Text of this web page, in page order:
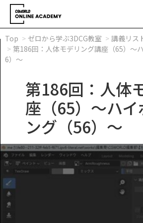
Top ゼロから学ぶ3DCG教室
講義リス
第186回：人体モデリング講座（65）～
6）～
第186回：人体
座（65）～ハイ
ング（56）～